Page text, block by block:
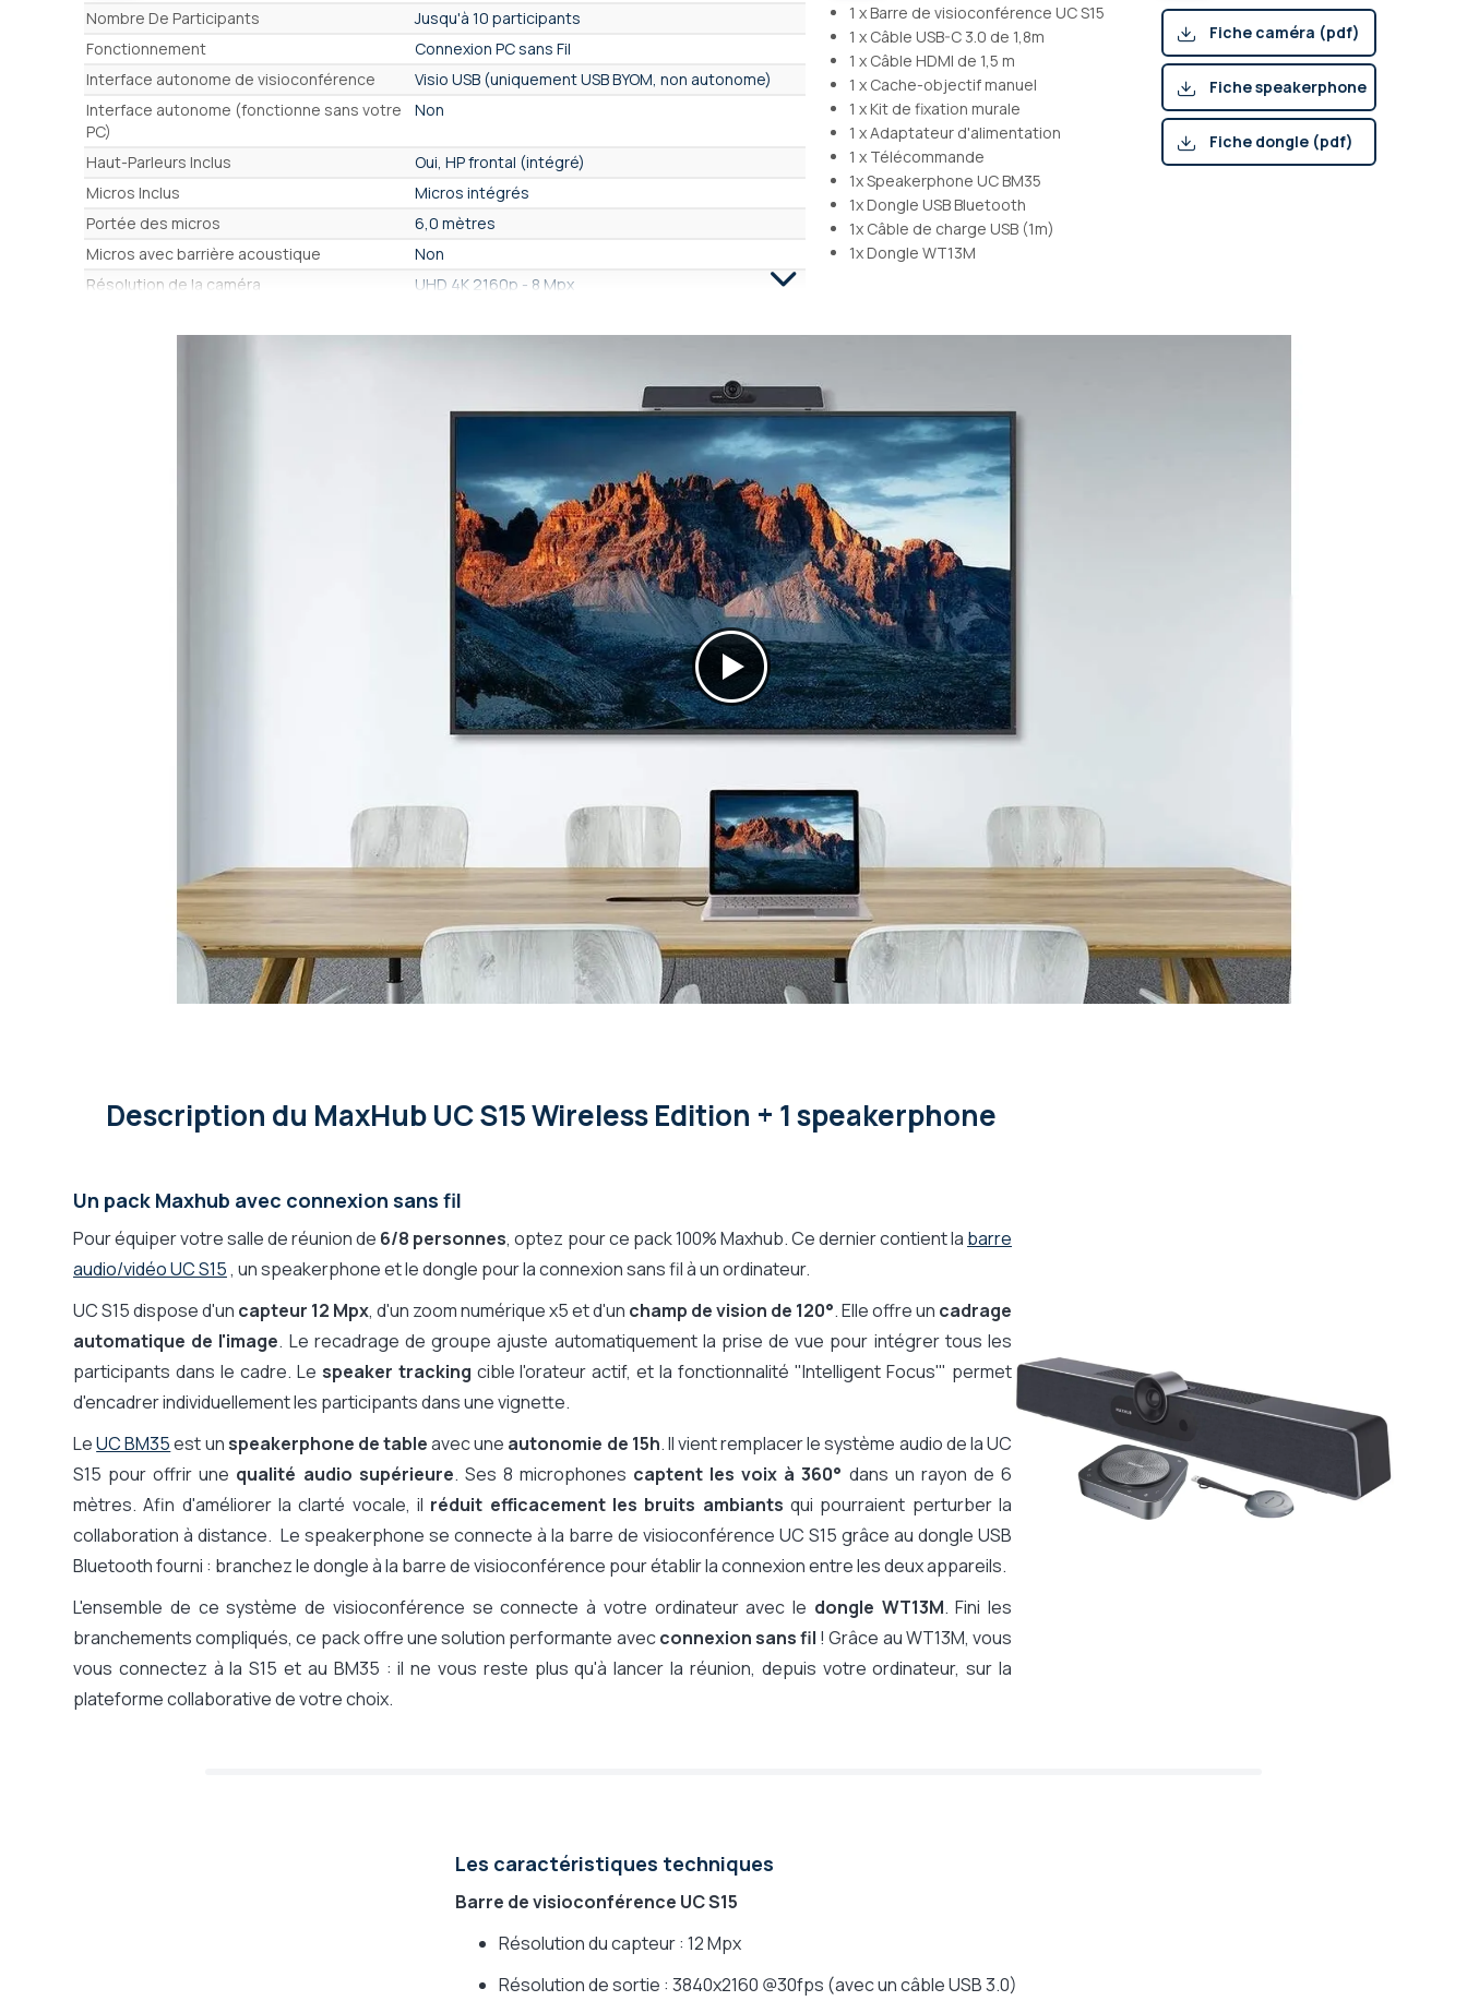
Caractéristiques
Nombre De Participants
Jusqu'à 10 participants
Fonctionnement
Connexion PC sans Fil
Interface autonome de visioconférence
Visio USB (uniquement USB BYOM, non autonome)
Interface autonome (fonctionne sans votre
PC)
Non
Haut-Parleurs Inclus
Oui, HP frontal (intégré)
Micros Inclus
Micros intégrés
Portée des micros
6,0 mètres
Micros avec barrière acoustique
Non
Résolution de la caméra
UHD 4K 2160p - 8 Mpx
Oui - ePTZ (numérique)
Pas de zoom optique
Oui, auto. (AutoFraming)
Oui - avec affichage vignette
Kits sans écran
Obturateur manuel
Alimentation secteur
Compatible tous services : Communication Unifiées
1 x Barre de visioconférence UC S15
1 x Câble USB-C 3.0 de 1,8m
1 x Câble HDMI de 1,5 m
1 x Cache-objectif manuel
1 x Kit de fixation murale
1 x Adaptateur d'alimentation
1 x Télécommande
1x Speakerphone UC BM35
1x Dongle USB Bluetooth
1x Câble de charge USB (1m)
1x Dongle WT13M
Fiche caméra (pdf)
Fiche speakerphone
Fiche dongle (pdf)
Description du MaxHub UC S15 Wireless Edition + 1 speakerphone
Un pack Maxhub avec connexion sans fil
Pour équiper votre salle de réunion de 6/8 personnes, optez pour ce pack 100% Maxhub. Ce dernier contient la barre
audio/vidéo UC S15, un speakerphone et le dongle pour la connexion sans fil à un ordinateur.
UC S15 dispose d'un capteur 12 Mpx, d'un zoom numérique x5 et d'un champ de vision de 120°. Elle offre un cadrage
automatique de l'image. Le recadrage de groupe ajuste automatiquement la prise de vue pour intégrer tous les
participants dans le cadre. Le speaker tracking cible l'orateur actif, et la fonctionnalité "Intelligent Focus'" permet
d'encadrer individuellement les participants dans une vignette.
LeUC BM35est unspeakerphone de tableavec une autonomie de 15h. Il vient remplacer le système audio de la UC
S15 pour offrir une qualité audio supérieure. Ses 8 microphones captent les voix à 360° dans un rayon de 6
mètres. Afin d'améliorer la clarté vocale, il réduit efficacement les bruits ambiants qui pourraient perturber la
collaboration à distance. Le speakerphone se connecte à la barre de visioconférence UC S15 grâce au dongle USB
Bluetooth fourni : branchez le dongle à la barre de visioconférence pour établir la connexion entre les deux appareils.
L'ensemble de ce système de visioconférence se connecte à votre ordinateur avec le dongle WT13M. Fini les
branchements compliqués, ce pack offre une solution performante avecconnexion sans fil ! Grâce au WT13M, vous
vous connectez à la S15 et au BM35 : il ne vous reste plus qu'à lancer la réunion, depuis votre ordinateur, sur la
plateforme collaborative de votre choix.
Les caractéristiques techniques
Barre de visioconférence UC S15
Résolution du capteur : 12 Mpx
Résolution de sortie : 3840x2160 @30fps (avec un câble USB 3.0)